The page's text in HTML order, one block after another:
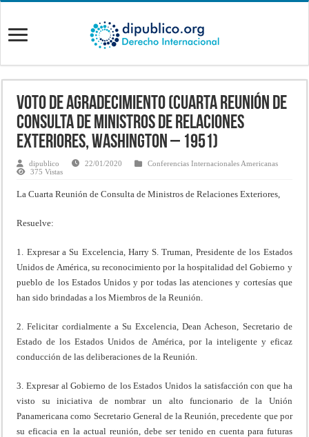
Voto de agradecimiento (Cuarta Reunión de
Consulta de Ministros de Relaciones
Exteriores, Washington – 1951)
dipublico 22/01/2020
Conferencias Internacionales Americanas
375 Vistas
La Cuarta Reunión de Consulta de Ministros de Relaciones Exteriores,
Resuelve:
1. Expresar a Su Excelencia, Harry S. Truman, Presidente de los Estados
Unidos de América, su reconocimiento por la hospitalidad del Gobierno y
pueblo de los Estados Unidos y por todas las atenciones y cortesías que
han sido brindadas a los Miembros de la Reunión.
2. Felicitar cordialmente a Su Excelencia, Dean Acheson, Secretario de
Estado de los Estados Unidos de América, por la inteligente y eficaz
conducción de las deliberaciones de la Reunión.
3. Expresar al Gobierno de los Estados Unidos la satisfacción con que ha
visto su iniciativa de nombrar un alto funcionario de la Unión
Panamericana como Secretario General de la Reunión, precedente que por
su eficacia en la actual reunión, debe ser tenido en cuenta para futuras